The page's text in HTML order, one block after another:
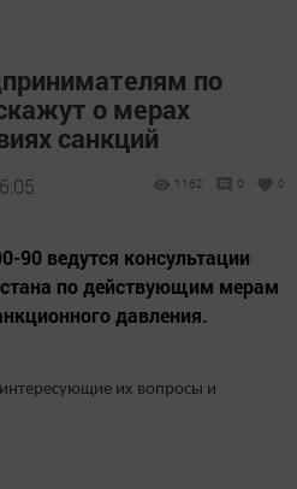
по
о мерах
санкций
1162 0 0
90 ведутся консультации
по действующим мерам
давления.
их вопросы и